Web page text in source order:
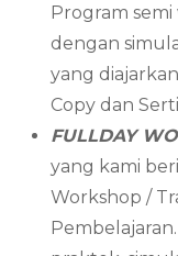
Program
dengan
yang
Copy dan
FULLDAY
yang kami
Workshop /